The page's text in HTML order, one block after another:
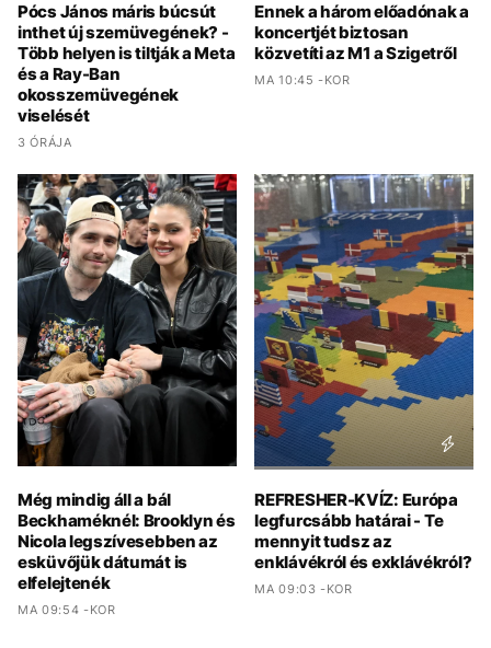
Pócs János máris búcsút
inthet új szemüvegének? -
Több helyen is tiltják a Meta
és a Ray-Ban
okosszemüvegének
viselését
3 ÓRÁJA
Ennek a három előadónak a
koncertjét biztosan
közvetíti az M1 a Szigetről
MA 10:45 -KOR
Még mindig áll a bál
Beckhaméknél: Brooklyn és
Nicola legszívesebben az
esküvőjük dátumát is
elfelejtenék
MA 09:54 -KOR
REFRESHER-KVÍZ: Európa
legfurcsább határai - Te
mennyit tudsz az
enklávékról és exklávékról?
MA 09:03 -KOR